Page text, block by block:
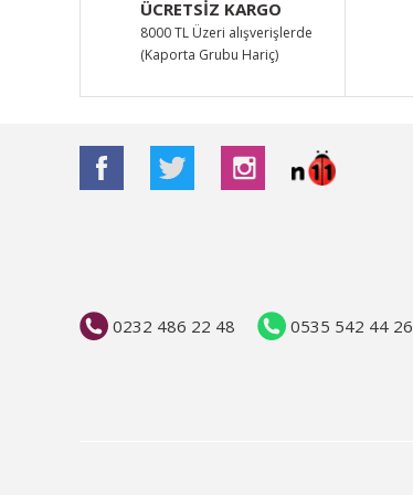
ÜCRETSİZ KARGO
8000 TL Üzeri alışverişlerde
(Kaporta Grubu Hariç)
0232 486 22 48 0535 542 44 26